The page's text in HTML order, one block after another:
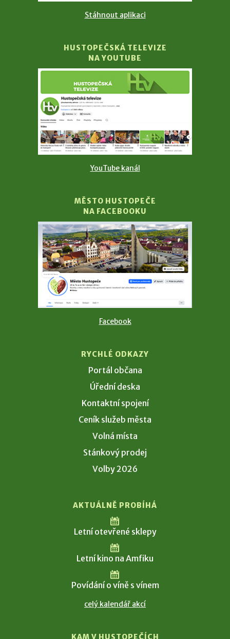
Stáhnout aplikaci
HUSTOPEČSKÁ TELEVIZE
NA YOUTUBE
YouTube kanál
MĚSTO HUSTOPEČE
NA FACEBOOKU
Facebook
RYCHLÉ ODKAZY
Portál občana
Úřední deska
Kontaktní spojení
Ceník služeb města
Volná místa
Stánkový prodej
Volby 2026
AKTUÁLNĚ PROBÍHÁ
Letní otevřené sklepy
Letní kino na Amfiku
Povídání o víně s vínem
celý kalendář akcí
KAM V HUSTOPEČÍCH